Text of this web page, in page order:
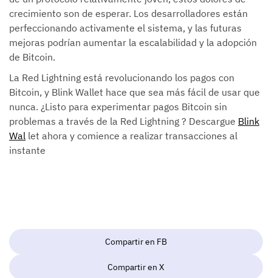
crecimiento son de esperar. Los desarrolladores están
perfeccionando activamente el sistema, y las futuras
mejoras podrían aumentar la escalabilidad y la adopción
de Bitcoin.
La Red Lightning está revolucionando los pagos con
Bitcoin, y Blink Wallet hace que sea más fácil de usar que
nunca. ¿Listo para experimentar pagos Bitcoin sin
problemas a través de la Red Lightning ? Descargue Blink
Wal let ahora y comience a realizar transacciones al
instante
Compartir en FB
Compartir en X